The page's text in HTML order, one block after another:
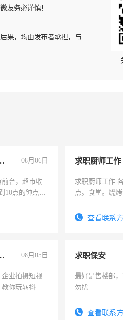
友务必谨慎！
果，均由发布者承担，与
员，淘宝客服 08月06日
台，超市收
10点的钟点
求职厨师工作
求职厨师工作
点。食堂。烧
查看联系
辑、抖音快手 08月05日
企业拍摄短视
你玩转抖音
你玩转抖
求职保安
最好是售楼部
勿扰
查看联系